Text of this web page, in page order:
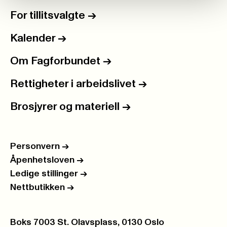
For tillitsvalgte ->
Kalender ->
Om Fagforbundet ->
Rettigheter i arbeidslivet ->
Brosjyrer og materiell ->
Personvern ->
Åpenhetsloven ->
Ledige stillinger ->
Nettbutikken ->
Postboks:
Boks 7003 St. Olavsplass, 0130 Oslo